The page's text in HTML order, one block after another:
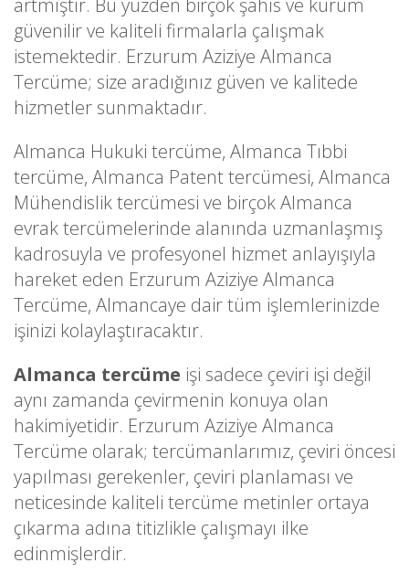
güvenilir ve kaliteli firmalarla çalışmak
istemektedir. Erzurum Aziziye Almanca
Tercüme; size aradığınız güven ve kalitede
hizmetler sunmaktadır.
Almanca Hukuki tercüme, Almanca Tıbbi
tercüme, Almanca Patent tercümesi, Almanca
Mühendislik tercümesi ve birçok Almanca
evrak tercümelerinde alanında uzmanlaşmış
kadrosuyla ve profesyonel hizmet anlayışıyla
hareket eden Erzurum Aziziye Almanca
Tercüme, Almancaye dair tüm işlemlerinizde
işinizi kolaylaştıracaktır.
Almanca tercüme işi sadece çeviri işi değil
aynı zamanda çevirmenin konuya olan
hakimiyetidir. Erzurum Aziziye Almanca
Tercüme olarak; tercümanlarımız, çeviri öncesi
yapılması gerekenler, çeviri planlaması ve
neticesinde kaliteli tercüme metinler ortaya
çıkarma adına titizlikle çalışmayı ilke
edinmişlerdir.